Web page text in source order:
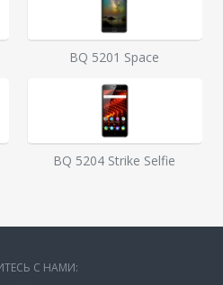
BQ 5201 Space
BQ 5204 Strike Selfie
С НАМИ: